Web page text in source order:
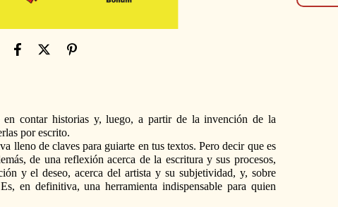
en contar historias y, luego, a partir de la invención de la
por escrito.
lleno de claves para guiarte en tus textos. Pero decir que es
de una reflexión acerca de la escritura y sus procesos,
y el deseo, acerca del artista y su subjetividad, y, sobre
en definitiva, una herramienta indispensable para quien